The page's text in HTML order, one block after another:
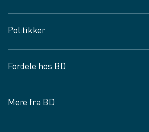
Vagttelefon 30 10 89 89
Spørgsmål og svar
Job og karriere
Fødevarekontrolrapport
Politikker
Privatlivspolitik
Cookies
Vilkår og betingelser
Fordele hos BD
BD app
BD.dk services
Mere fra BD